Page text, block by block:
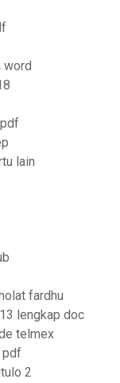
word
lain
fardhu
lengkap doc
telmex
pdf
2